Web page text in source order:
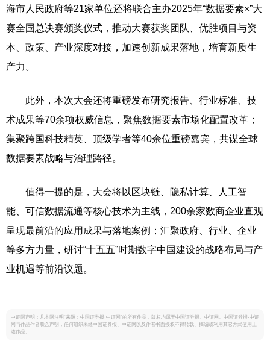
海市人民政府等21家单位还将联合主办2025年“数据要素×”大
赛全国总决赛颁奖仪式，推动大赛获奖团队、优胜项目与资
本、政策、产业深度对接，加速创新成果落地，培育新质生
产力。
此外，本次大会还将重磅发布研究报告、行业标准、技
术成果等70余项权威信息，聚焦数据要素市场化配置改革；
集聚跨国科技精英、顶级学者等40余位重磅嘉宾，共谋全球
数据要素战略与治理路径。
值得一提的是，大会将以区块链、隐私计算、人工智
能、可信数据流通等核心技术为主线，200余家数商企业直观
呈现最前沿的应用成果与落地案例；汇聚政府、行业、企业
等多方力量，研讨“十五五”时期数字中国建设的战略布局与产
业机遇等前沿议题。
中证网声明：凡本网注明“来源：中国证券报·中证网”的所有作品，版权均属于中国证券报、中证网。中国证券报·中证
网与作品作者联合声明，任何组织未经中国证券报、中证网以及作者书面授权不得转载、摘编或利用其它方式使用上
述作品。